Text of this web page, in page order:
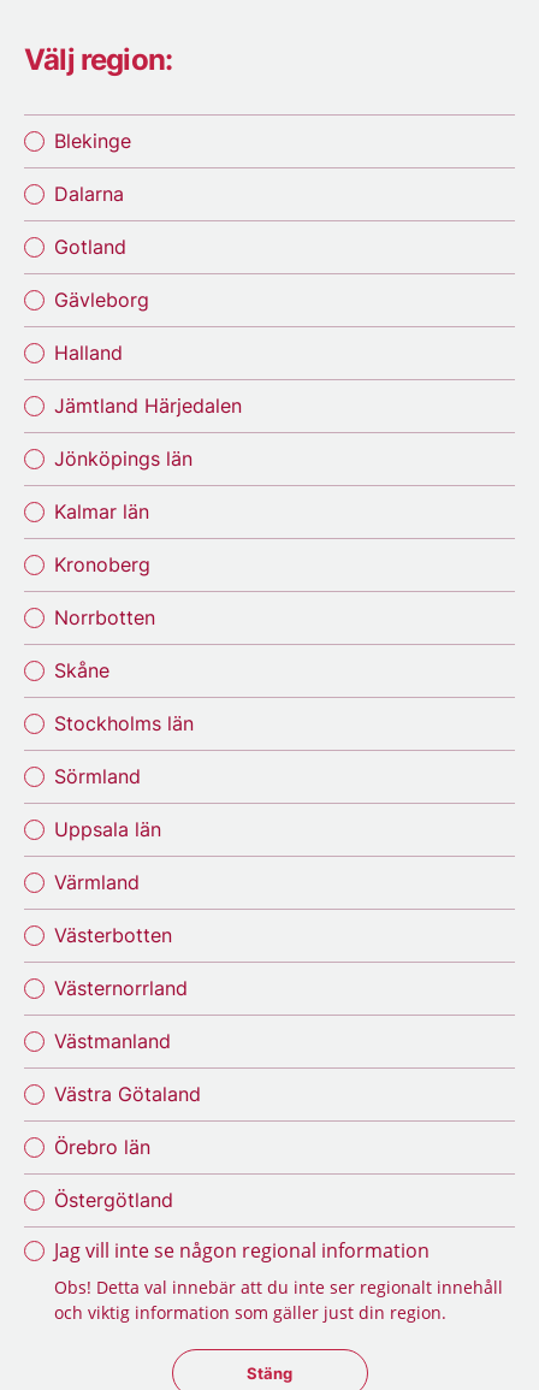
Välj region:
Blekinge
Dalarna
Gotland
Gävleborg
Halland
Jämtland Härjedalen
Jönköpings län
Kalmar län
Kronoberg
Norrbotten
Skåne
Stockholms län
Sörmland
Uppsala län
Värmland
Västerbotten
Västernorrland
Västmanland
Västra Götaland
Örebro län
Östergötland
Jag vill inte se någon regional information
Obs! Detta val innebär att du inte ser regionalt innehåll
och viktig information som gäller just din region.
Stäng regionsväljaren
Stäng